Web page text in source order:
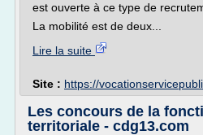
est ouverte à ce type de
La mobilité est de deux...
Lire la suite
Site : https://
Les concours de la
territoriale - cdg13.com